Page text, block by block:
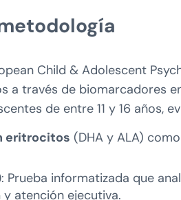
Child & Adolescent
a través de biomarcadores
de entre 11 y 16 años,
eritrocitos (DHA y ALA)
: Prueba informatizada que
atención ejecutiva.